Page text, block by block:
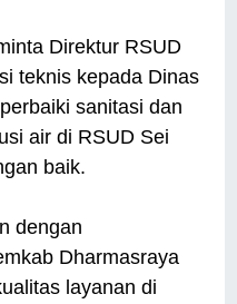
Direktur RSUD
teknis kepada Dinas
sanitasi dan
air di RSUD Sei
baik.
dengan
Dharmasraya
layanan di